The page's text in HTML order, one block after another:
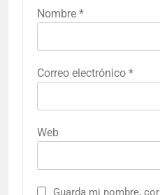
Nombre *
Correo electrónico *
Web
Guarda mi nombre,